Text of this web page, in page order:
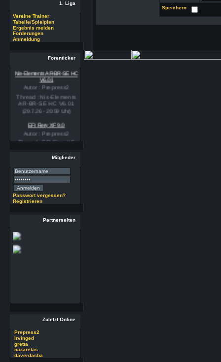
1. Liga
Vereine Trainer
Tabelle/Spielplan
Ergebnis melden
Forderungen
Anmeldung
Forenticker
Nis-Elements AR-BR-SE HC
V6.01
Autor : Prepress2
AR-BR-SE HC V6.01
(29.7.26 - 20:59 Uhr)
EFI Fiery XF 9.0
Autor : Prepress2
Thread : EFI Fiery XF
PSSE 36.3.1
Autor : Prepress2
Thread : PSSE 36.3.1
(29.7.26 - 20:58 Uhr)
Thread : 29 RSoft
Mitglieder
Passwort vergessen?
Registrieren
Partnerseiten
Zuletzt Online
Prepress2
Irvinged
gretta
nazaretas
daverdasba
Speichern